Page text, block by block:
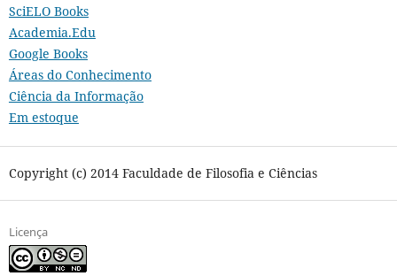
SciELO Books
Academia.Edu
Google Books
Áreas do Conhecimento
Ciência da Informação
Em estoque
Copyright (c) 2014 Faculdade de Filosofia e Ciências
Licença